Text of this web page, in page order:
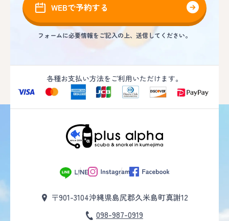
WEBで予約する
フォームに必要情報をご記入の上、送信してください。
各種お支払い方法をご利用いただけます。
〒901-3104沖縄県島尻郡久米島町真謝12
098-987-0919